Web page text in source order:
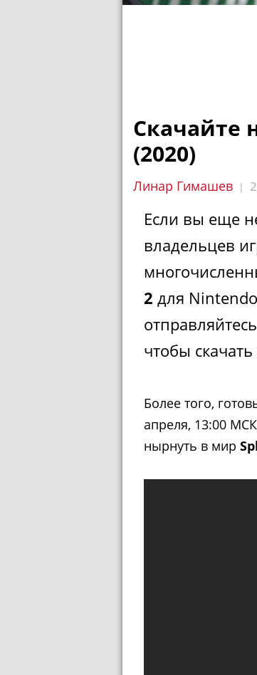
Скачайте
(2020)
Линар Гимашев |
Если вы еще
владельцев
2 для
чтобы
Более того,
апреля, 13:00
нырнуть в мир